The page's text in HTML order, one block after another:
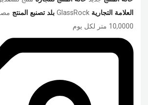
العلامة التجارية GlassRock بلد تصنبع المنتج
10,0000 متر لكل يوم